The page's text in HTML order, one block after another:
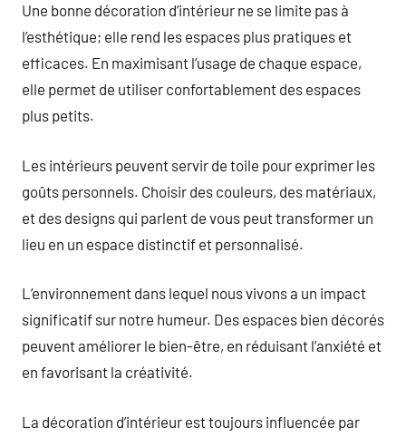
Une bonne décoration d’intérieur ne se limite pas à
l’esthétique; elle rend les espaces plus pratiques et
efficaces. En maximisant l’usage de chaque espace,
elle permet de utiliser confortablement des espaces
plus petits.
Les intérieurs peuvent servir de toile pour exprimer les
goûts personnels. Choisir des couleurs, des matériaux,
et des designs qui parlent de vous peut transformer un
lieu en un espace distinctif et personnalisé.
L’environnement dans lequel nous vivons a un impact
significatif sur notre humeur. Des espaces bien décorés
peuvent améliorer le bien-être, en réduisant l’anxiété et
en favorisant la créativité.
La décoration d’intérieur est toujours influencée par